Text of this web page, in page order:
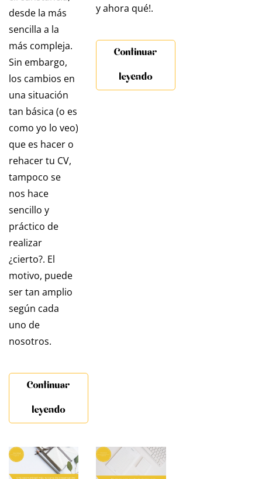
desde la más
sencilla a la
más compleja.
Sin embargo,
los cambios en
una situación
tan básica (o es
como yo lo veo)
que es hacer o
rehacer tu CV,
tampoco se
nos hace
sencillo y
práctico de
realizar
¿cierto?. El
motivo, puede
ser tan amplio
según cada
uno de
nosotros.
Continuar
leyendo
y ahora qué!.
Continuar
leyendo